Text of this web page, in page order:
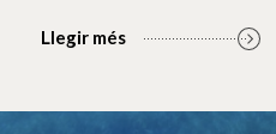
Llegir més